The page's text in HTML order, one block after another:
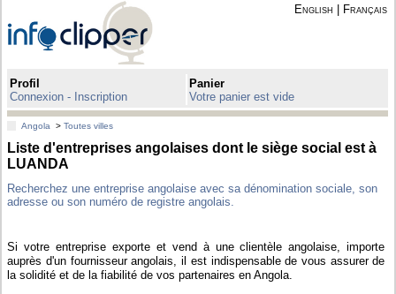
English Français
Profil
Connexion - Inscription
Panier
Votre panier est vide
Angola >Toutes villes
Liste d'entreprises angolaises dont le siège social est à
LUANDA
Recherchez une entreprise angolaise avec sa dénomination sociale, son
adresse ou son numéro de registre angolais.
Si votre entreprise exporte et vend à une clientèle angolaise, importe
auprès d'un fournisseur angolais, il est indispensable de vous assurer de
la solidité et de la fiabilité de vos partenaires en Angola.